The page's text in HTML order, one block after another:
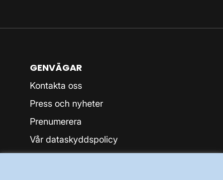
GENVÄGAR
Kontakta oss
Press och nyheter
Prenumerera
Vår dataskyddspolicy